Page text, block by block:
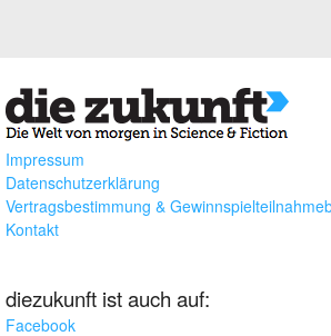
Impressum
Datenschutzerklärung
Vertragsbestimmung &
Kontakt
diezukunft ist auch auf:
Facebook